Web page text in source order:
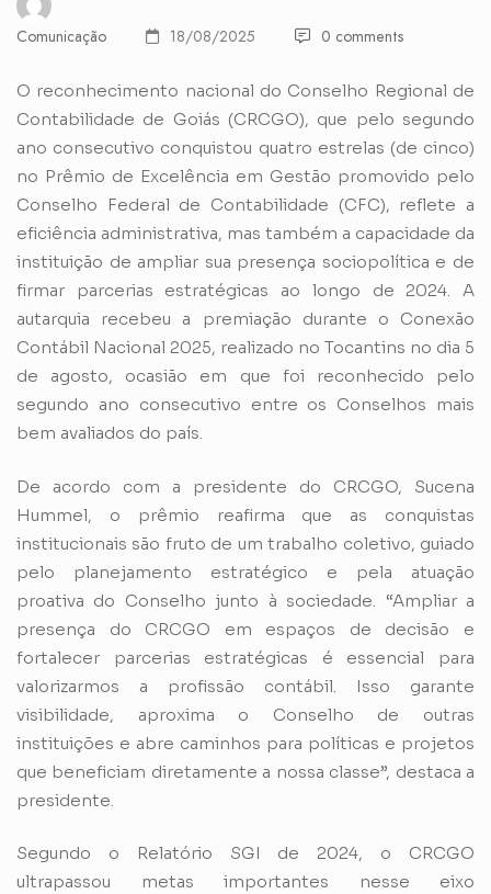
Comunicação 18/08/2025 0 comments
O reconhecimento nacional do Conselho Regional de
Contabilidade de Goiás (CRCGO), que pelo segundo
ano consecutivo conquistou quatro estrelas (de cinco)
no Prêmio de Excelência em Gestão promovido pelo
Conselho Federal de Contabilidade (CFC), reflete a
eficiência administrativa, mas também a capacidade da
instituição de ampliar sua presença sociopolítica e de
firmar parcerias estratégicas ao longo de 2024. A
autarquia recebeu a premiação durante o Conexão
Contábil Nacional 2025, realizado no Tocantins no dia 5
de agosto, ocasião em que foi reconhecido pelo
segundo ano consecutivo entre os Conselhos mais
bem avaliados do país.
De acordo com a presidente do CRCGO, Sucena
Hummel, o prêmio reafirma que as conquistas
institucionais são fruto de um trabalho coletivo, guiado
pelo planejamento estratégico e pela atuação
proativa do Conselho junto à sociedade. “Ampliar a
presença do CRCGO em espaços de decisão e
fortalecer parcerias estratégicas é essencial para
valorizarmos a profissão contábil. Isso garante
visibilidade, aproxima o Conselho de outras
instituições e abre caminhos para políticas e projetos
que beneficiam diretamente a nossa classe”, destaca a
presidente.
Segundo o Relatório SGI de 2024, o CRCGO
ultrapassou metas importantes nesse eixo